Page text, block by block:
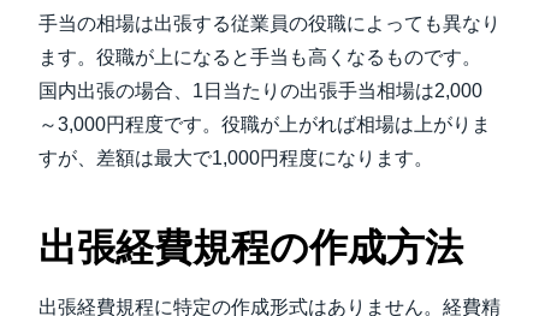
手当の相場は出張する従業員の役職によっても異なり
ます。役職が上になると手当も高くなるものです。
国内出張の場合、1日当たりの出張手当相場は2,000
～3,000円程度です。役職が上がれば相場は上がりま
すが、差額は最大で1,000円程度になります。
出張経費規程の作成方法
出張経費規程に特定の作成形式はありません。経費精